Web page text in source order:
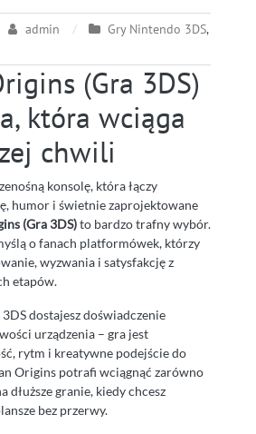
admin Gry Nintendo 3DS,
(Gra 3DS)
która wciąga
chwili
konsolę, która łączy
humor i świetnie zaprojektowane
(Gra 3DS)to bardzo trafny wybór.
o fanach platformówek, którzy
wyzwania i satysfakcję z
etapów.
dostajesz doświadczenie
urządzenia – gra jest
rytm i kreatywne podejście do
Origins potrafi wciągnąć zarówno
dłuższe granie, kiedy chcesz
bez przerwy.